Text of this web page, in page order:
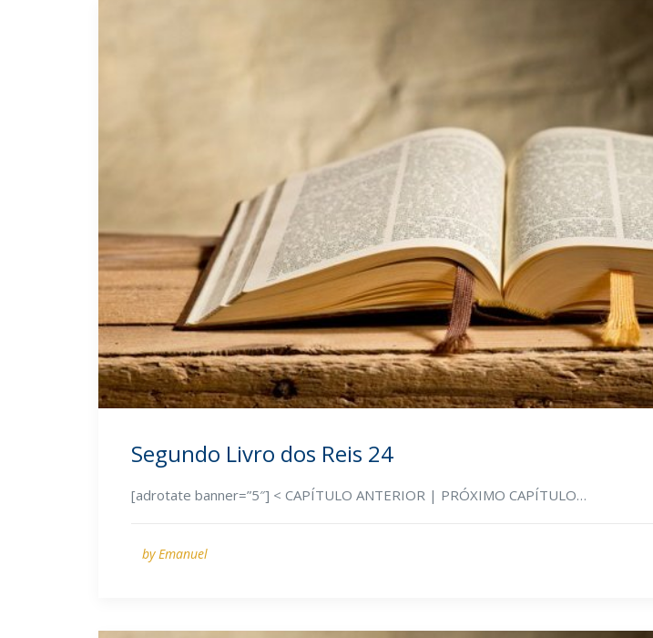
Segundo Livro dos Reis 24
[adrotate banner=”5″] < CAPÍTULO ANTERIOR | PRÓXIMO CAPÍTULO…
by Emanuel